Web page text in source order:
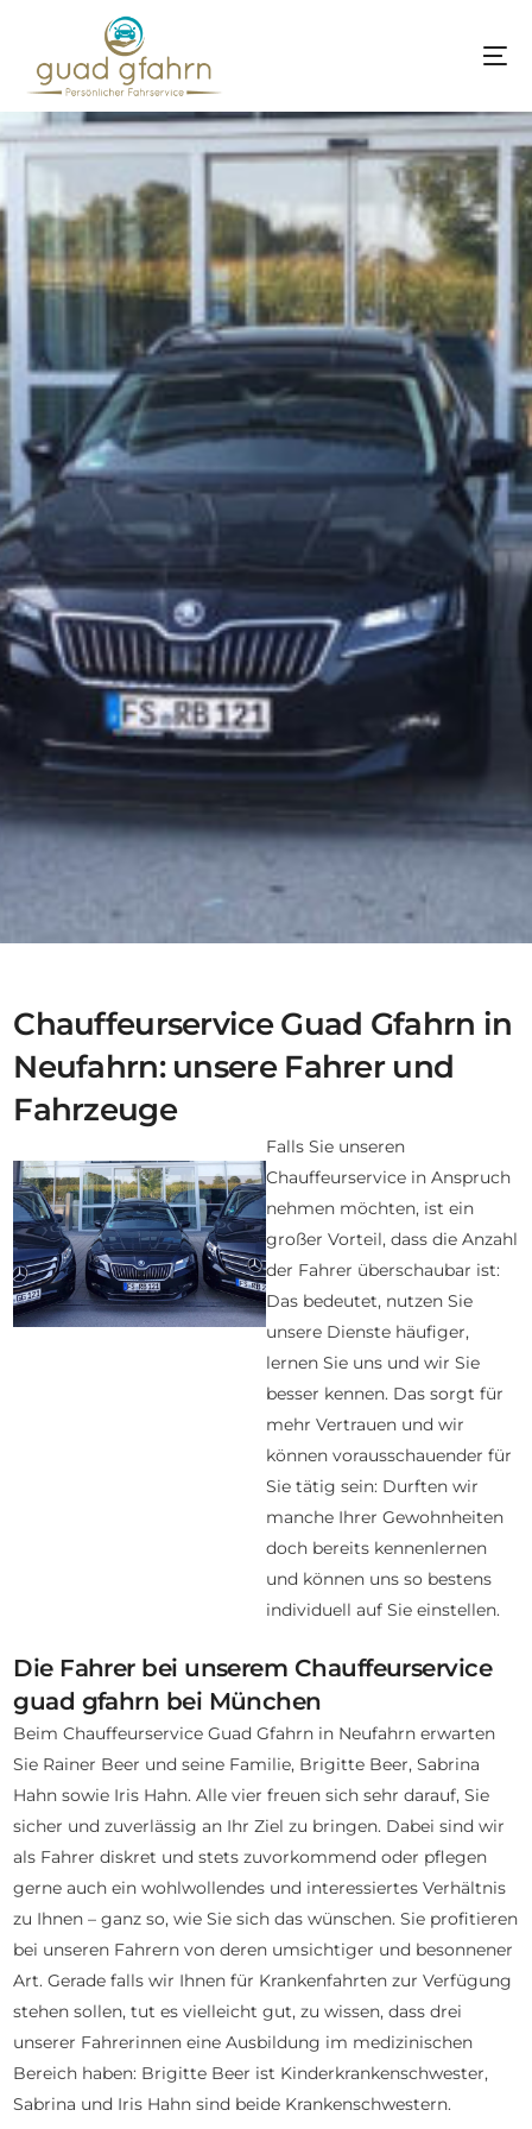
Chauffeurservice Guad Gfahrn in
Neufahrn: unsere Fahrer und
Fahrzeuge
Falls Sie unseren
Chauffeurservice in Anspruch
nehmen möchten, ist ein
großer Vorteil, dass die Anzahl
der Fahrer überschaubar ist:
Das bedeutet, nutzen Sie
unsere Dienste häufiger,
lernen Sie uns und wir Sie
besser kennen. Das sorgt für
mehr Vertrauen und wir
können vorausschauender für
Sie tätig sein: Durften wir
manche Ihrer Gewohnheiten
doch bereits kennenlernen
und können uns so bestens
individuell auf Sie einstellen.
Die Fahrer bei unserem Chauffeurservice
guad gfahrn bei München
Beim Chauffeurservice Guad Gfahrn in Neufahrn erwarten
Sie Rainer Beer und seine Familie, Brigitte Beer, Sabrina
Hahn sowie Iris Hahn. Alle vier freuen sich sehr darauf, Sie
sicher und zuverlässig an Ihr Ziel zu bringen. Dabei sind wir
als Fahrer diskret und stets zuvorkommend oder pflegen
gerne auch ein wohlwollendes und interessiertes Verhältnis
zu Ihnen – ganz so, wie Sie sich das wünschen. Sie profitieren
bei unseren Fahrern von deren umsichtiger und besonnener
Art. Gerade falls wir Ihnen für Krankenfahrten zur Verfügung
stehen sollen, tut es vielleicht gut, zu wissen, dass drei
unserer Fahrerinnen eine Ausbildung im medizinischen
Bereich haben: Brigitte Beer ist Kinderkrankenschwester,
Sabrina und Iris Hahn sind beide Krankenschwestern.